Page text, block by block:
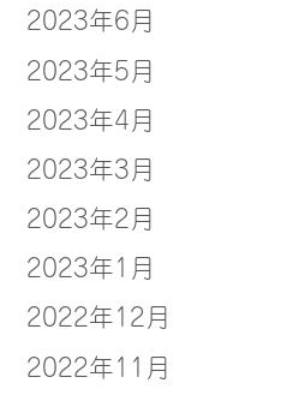
2023年6月
2023年5月
2023年4月
2023年3月
2023年2月
2023年1月
2022年12月
2022年11月